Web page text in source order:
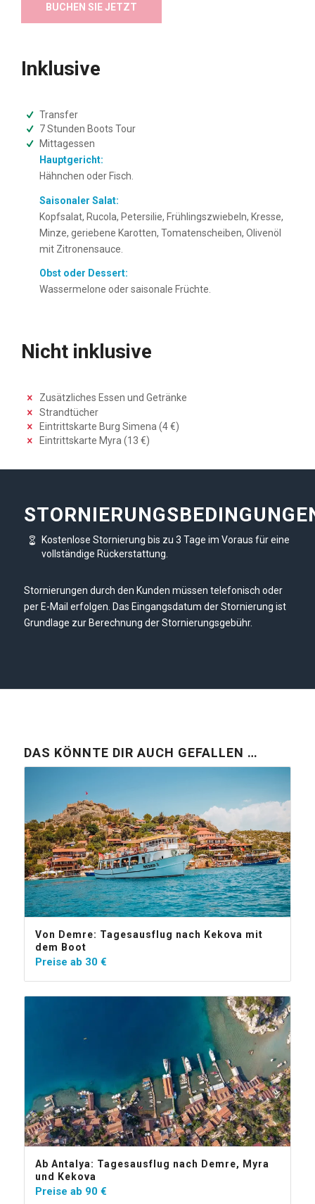
BUCHEN SIE JETZT
Inklusive
Transfer
7 Stunden Boots Tour
Mittagessen
Hauptgericht:
Hähnchen oder Fisch.
Saisonaler Salat:
Kopfsalat, Rucola, Petersilie, Frühlingszwiebeln, Kresse,
Minze, geriebene Karotten, Tomatenscheiben, Olivenöl
mit Zitronensauce.
Obst oder Dessert:
Wassermelone oder saisonale Früchte.
Nicht inklusive
Zusätzliches Essen und Getränke
Strandtücher
Eintrittskarte Burg Simena (4 €)
Eintrittskarte Myra (13 €)
Kostenlose Stornierung bis zu 3 Tage im Voraus für eine
vollständige Rückerstattung.
Stornierungen durch den Kunden müssen telefonisch oder
per E-Mail erfolgen. Das Eingangsdatum der Stornierung ist
Grundlage zur Berechnung der Stornierungsgebühr.
DAS KÖNNTE DIR AUCH GEFALLEN …
Von Demre: Tagesausflug nach Kekova mit
dem Boot
Preise ab 30 €
Ab Antalya: Tagesausflug nach Demre, Myra
und Kekova
Preise ab 90 €